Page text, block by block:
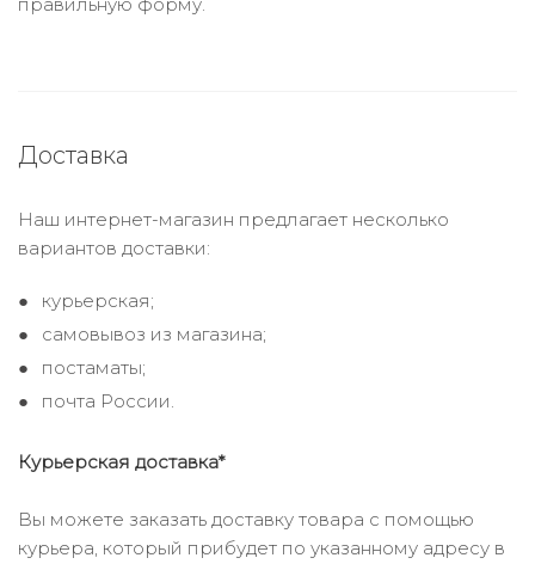
Доставка
Наш интернет-магазин предлагает несколько
вариантов доставки:
курьерская;
самовывоз из магазина;
постаматы;
почта России.
Курьерская доставка*
Вы можете заказать доставку товара с помощью
курьера, который прибудет по указанному адресу в